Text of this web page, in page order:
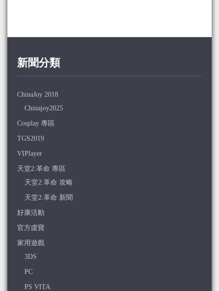
新聞分類
ChinaJoy 2018
Chinajoy2025
Cosplay 專區
TGS2019
VIPlayer
天堂2:革命 專區
天堂2:革命 攻略
天堂2:革命 新聞
好康活動
官方虛寶
家用遊戲
3DS
PC
PS VITA